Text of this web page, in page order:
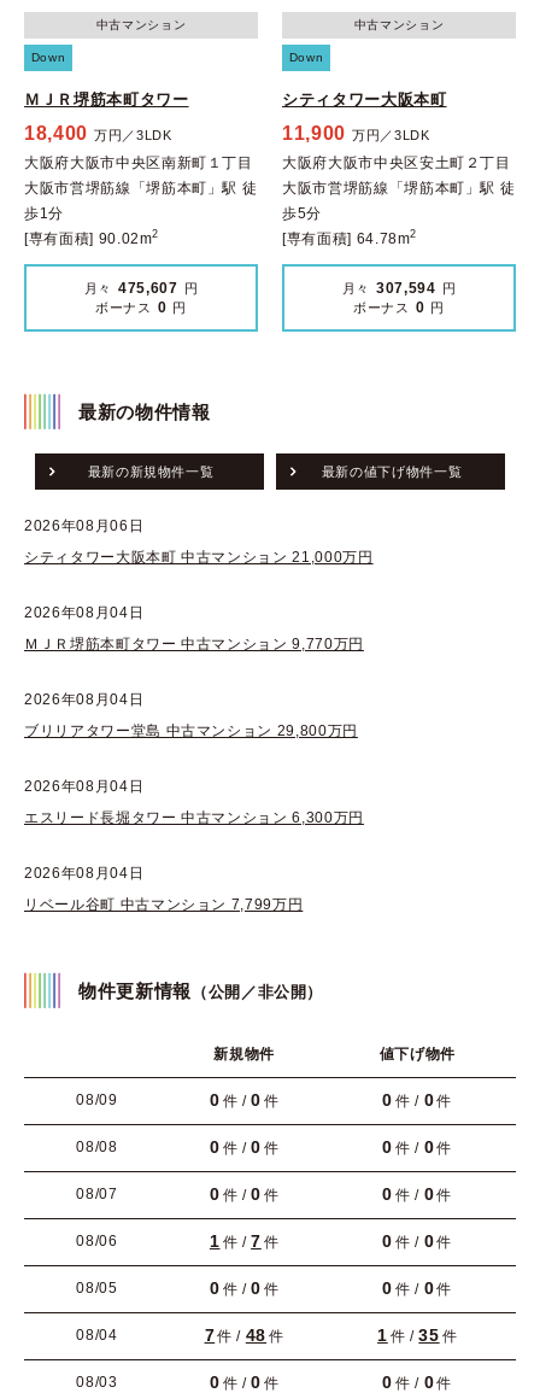
中古マンション
Down
ＭＪＲ堺筋本町タワー
18,400 万円／3LDK
大阪府大阪市中央区南新町１丁目
大阪市営堺筋線「堺筋本町」駅 徒
歩1分
[専有面積] 90.02m2
月々 475,607 円
ボーナス
0 円
中古マンション
Down
シティタワー大阪本町
11,900 万円／3LDK
大阪府大阪市中央区安土町２丁目
大阪市営堺筋線「堺筋本町」駅 徒
歩5分
[専有面積] 64.78m2
月々 307,594 円
ボーナス
0 円
最新の物件情報
最新の新規物件一覧 最新の値下げ物件一覧
2026年08月06日
シティタワー大阪本町 中古マンション 21,000万円
2026年08月04日
ＭＪＲ堺筋本町タワー 中古マンション 9,770万円
2026年08月04日
ブリリアタワー堂島 中古マンション 29,800万円
2026年08月04日
エスリード長堀タワー 中古マンション 6,300万円
2026年08月04日
リベール谷町 中古マンション 7,799万円
物件更新情報 （公開／非公開）
新規物件 値下げ物件
08/09 0 件 /0 件 0 件 / 0件
08/08 0 件 /0 件 0 件 / 0件
08/07 0 件 /0 件 0 件 / 0件
08/06 1 件 /7 件 0 件 / 0件
08/05 0 件 /0 件 0 件 / 0件
08/04 7件 / 48 件 1 件 /35 件
08/03 0 件 /0 件 0 件 / 0件